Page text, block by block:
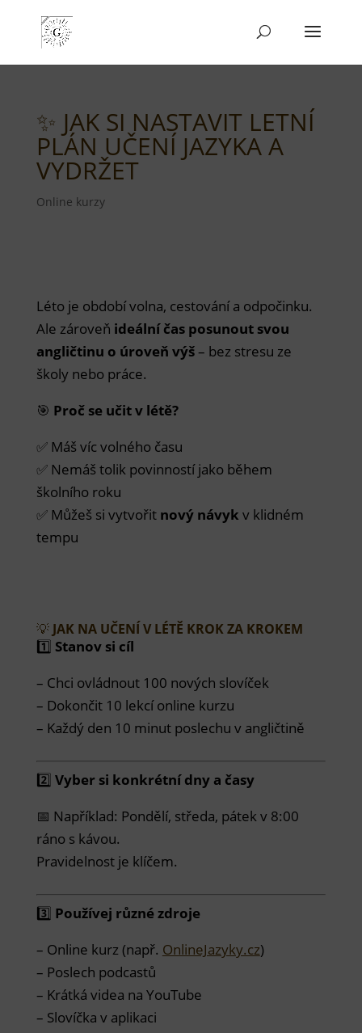
✨ JAK SI NASTAVIT LETNÍ
PLÁN UČENÍ JAZYKA A
VYDRŽET
Online kurzy
Léto je období volna, cestování a odpočinku.
Ale zároveň ideální čas posunout svou
angličtinu o úroveň výš– bez stresu ze
školy nebo práce.
🎯 Proč se učit v létě?
✅ Máš víc volného času
✅ Nemáš tolik povinností jako během
školního roku
✅ Můžeš si vytvořit nový návyk v klidném
tempu
💡 JAK NA UČENÍ V LÉTĚ KROK ZA KROKEM
1️⃣ Stanov si cíl
– Chci ovládnout 100 nových slovíček
– Dokončit 10 lekcí online kurzu
– Každý den 10 minut poslechu v angličtině
2️⃣ Vyber si konkrétní dny a časy
📅 Například: Pondělí, středa, pátek v 8:00
ráno s kávou.
Pravidelnost je klíčem.
3️⃣ Používej různé zdroje
– Online kurz (např. OnlineJazyky.cz)
– Poslech podcastů
– Krátká videa na YouTube
– Slovíčka v aplikaci